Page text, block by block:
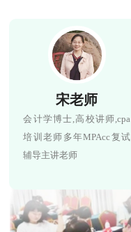
宋老师
会计学博士,高校讲师,cpa
培训老师多年MPAcc复试
辅导主讲老师